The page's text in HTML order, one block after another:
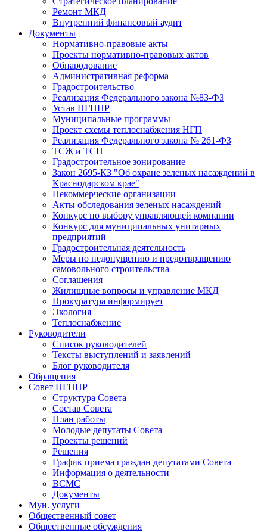
Ремонт МКД
Внутренний финансовый аудит
Документы
Нормативно-правовые акты
Проекты нормативно-правовых актов
Обнародование
Административная реформа
Градостроительство
Реализация Федерального закона №83-ФЗ
Устав НГПНР
Муниципальные программы
Проект схемы теплоснабжения НГП
Реализация Федерального закона № 261-ФЗ
ТСЖ и ТСН
Градостроительное зонирование
Закон 2695-КЗ "Об охране зеленых насаждений в
Краснодарском крае"
Некоммерческие организации
Акты обследования зеленых насаждений
Конкурс по выбору управляющей компании
Конкурс для муниципальных унитарных
предприятий
Градостроительная деятельность
Меры по недопущению и предотвращению
самовольного строительства
Соглашения
Жилищные вопросы и управление МКД
Прокуратура информирует
Экология
Теплоснабжение
Руководители
Список руководителей
Тексты выступлений и заявлений
Блог руководителя
Обращения
Совет НГПНР
Структура Совета
Состав Совета
План работы
Молодые депутаты Совета
Проекты решений
Решения
График приема граждан депутатами Совета
Информация о деятельности
ВСМС
Документы
Мун. услуги
Общественный совет
Общественные обсуждения